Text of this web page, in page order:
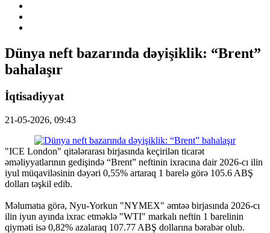
Dünya neft bazarında dəyişiklik: “Brent”
bahalaşır
İqtisadiyyat
21-05-2026, 09:43
"ICE London" qitələrarası birjasında keçirilən ticarət
əməliyyatlarının gedişində “Brent” neftinin ixracına dair 2026-cı ilin
iyul müqaviləsinin dəyəri 0,55% artaraq 1 barelə görə 105.6 ABŞ
dolları təşkil edib.
Məlumatıa görə, Nyu-Yorkun "NYMEX" əmtəə birjasında 2026-cı
ilin iyun ayında ixrac etməklə "WTI" markalı neftin 1 barelinin
qiyməti isə 0,82% azalaraq 107.77 ABŞ dollarına bərabər olub.